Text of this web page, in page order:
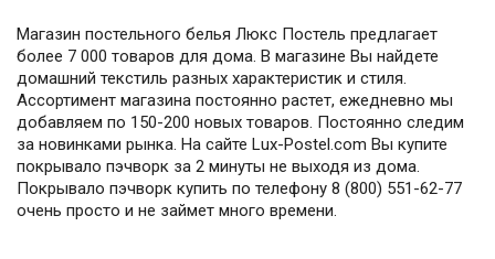
Магазин постельного белья Люкс Постель предлагает
более 7 000 товаров для дома. В магазине Вы найдете
домашний текстиль разных характеристик и стиля.
Ассортимент магазина постоянно растет, ежедневно мы
добавляем по 150-200 новых товаров. Постоянно следим
за новинками рынка. На сайте Lux-Postel.com Вы купите
покрывало пэчворк за 2 минуты не выходя из дома.
Покрывало пэчворк купить по телефону 8 (800) 551-62-77
очень просто и не займет много времени.